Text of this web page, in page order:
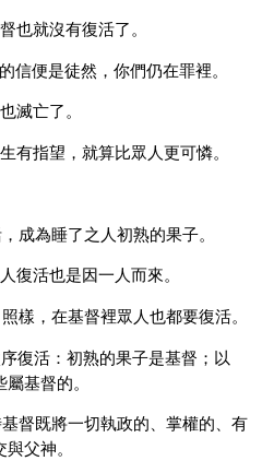
也就沒有復活了。
信便是徒然，你們仍在罪裡。
滅亡了。
有指望，就算比眾人更可憐。
成為睡了之人初熟的果子。
復活也是因一人而來。
樣，在基督裡眾人也都要復活。
復活：初熟的果子是基督；以
基督的。
督既將一切執政的、掌權的、有
父神。